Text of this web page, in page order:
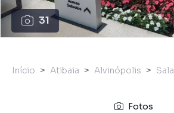
31
Início Atibaia Alvinópolis Sala
Fotos